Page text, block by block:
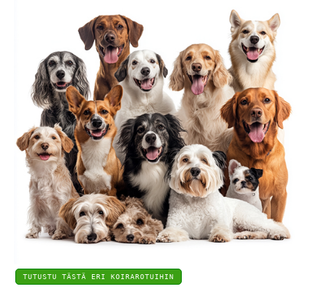
TUTUSTU TÄSTÄ ERI KOIRAROTUIHIN